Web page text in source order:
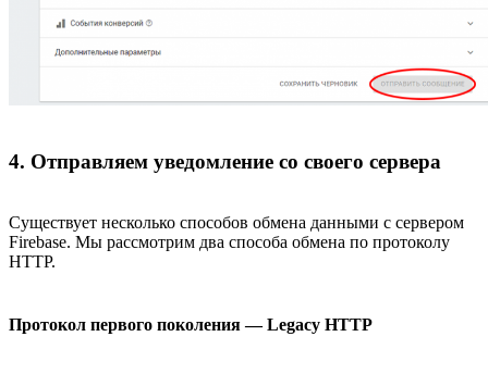
4. Отправляем уведомление со своего сервера
Существует несколько способов обмена данными с сервером
Firebase. Мы рассмотрим два способа обмена по протоколу
HTTP.
Протокол первого поколения — Legacy HTTP